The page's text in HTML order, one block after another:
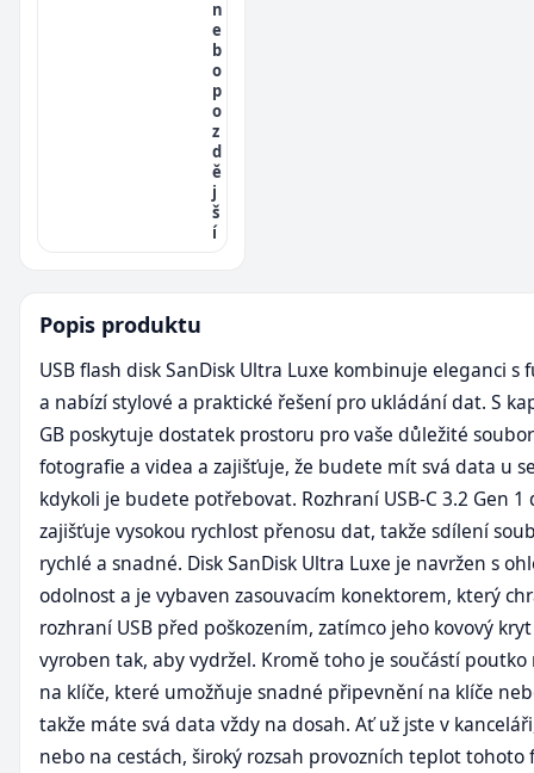
n
e
b
o
p
o
z
d
ě
j
š
í
Popis produktu
USB flash disk SanDisk Ultra Luxe kombinuje eleganci s
a nabízí stylové a praktické řešení pro ukládání dat. S
GB poskytuje dostatek prostoru pro vaše důležité
fotografie a videa a zajišťuje, že budete mít svá data u
kdykoli je budete potřebovat. Rozhraní USB-C 3.2 Gen 1
zajišťuje vysokou rychlost přenosu dat, takže sdílení
rychlé a snadné. Disk SanDisk Ultra Luxe je navržen s
odolnost a je vybaven zasouvacím konektorem, který
rozhraní USB před poškozením, zatímco jeho kovový
vyroben tak, aby vydržel. Kromě toho je součástí poutko
na klíče, které umožňuje snadné připevnění na klíče
takže máte svá data vždy na dosah. Ať už jste v
nebo na cestách, široký rozsah provozních teplot tohoto